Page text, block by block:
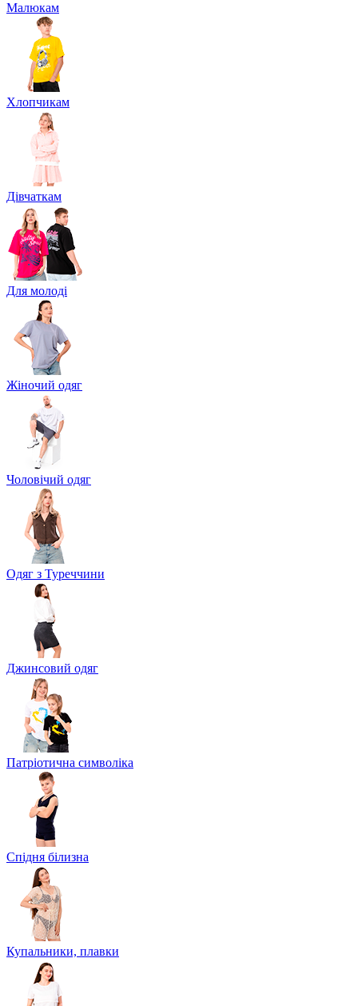
Малюкам
Хлопчикам
Дівчаткам
Для молоді
Жіночий одяг
Чоловічий одяг
Одяг з Туреччини
Джинсовий одяг
Патріотична символіка
Спідня білизна
Купальники, плавки